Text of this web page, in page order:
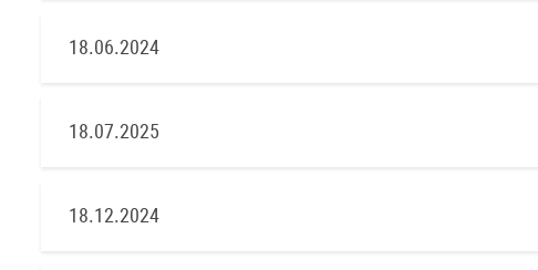
18.06.2024
18.07.2025
18.12.2024